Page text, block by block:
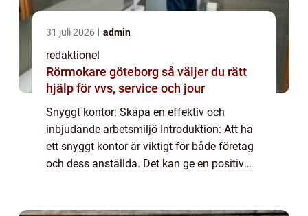
31 juli 2026 admin
redaktionel
Rörmokare göteborg så väljer du rätt
hjälp för vvs, service och jour
Snyggt kontor: Skapa en effektiv och
inbjudande arbetsmiljö Introduktion: Att ha
ett snyggt kontor är viktigt för både företag
och dess anställda. Det kan ge en positiv